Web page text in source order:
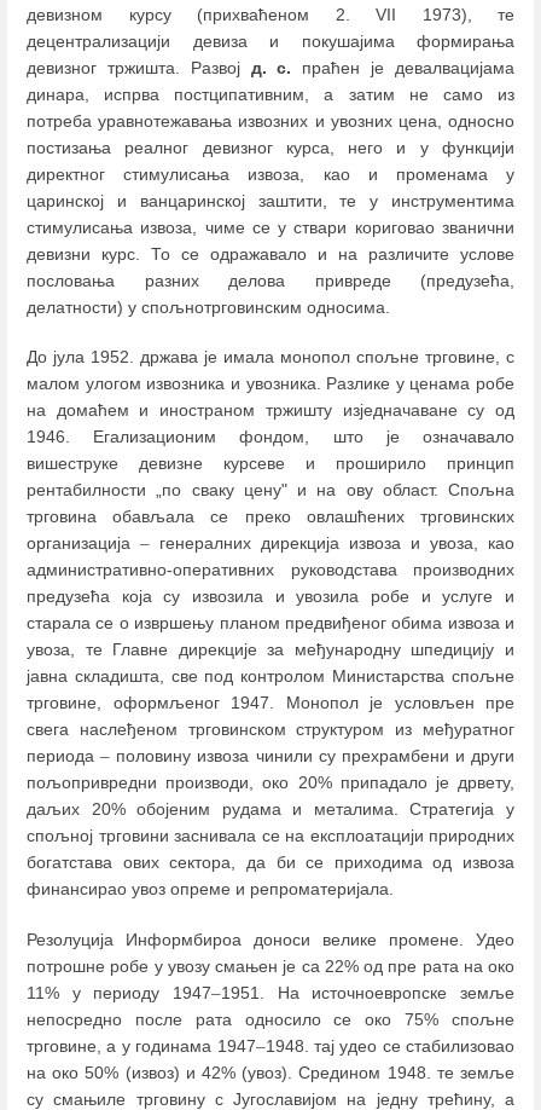
девизном курсу (прихваћеном 2. VII 1973), те
децентрализацији девиза и покушајима формирања
девизног тржишта. Развој д. с. праћен је девалвацијама
динара, испрва постципативним, а затим не само из
потреба уравнотежавања извозних и увозних цена, односно
постизања реалног девизног курса, него и у функцији
директног стимулисања извоза, као и променама у
царинској и ванцаринској заштити, те у инструментима
стимулисања извоза, чиме се у ствари кориговао званични
девизни курс. То се одражавало и на различите услове
пословања разних делова привреде (предузећа,
делатности) у спољнотрговинским односима.
До јула 1952. држава је имала монопол спољне трговине, с
малом улогом извозника и увозника. Разлике у ценама робе
на домаћем и иностраном тржишту изједначаване су од
1946. Егализационим фондом, што је означавало
вишеструке девизне курсеве и проширило принцип
рентабилности „по сваку цену" и на ову област. Спољна
трговина обављала се преко овлашћених трговинских
организација – генералних дирекција извоза и увоза, као
административно-оперативних руководстава производних
предузећа која су извозила и увозила робе и услуге и
старала се о извршењу планом предвиђеног обима извоза и
увоза, те Главне дирекције за међународну шпедицију и
јавна складишта, све под контролом Министарства спољне
трговине, оформљеног 1947. Монопол је условљен пре
свега наслеђеном трговинском структуром из међуратног
периода– половину извоза чинили су прехрамбени и други
пољопривредни производи, око 20% припадало је дрвету,
даљих 20% обојеним рудама и металима. Стратегија у
спољној трговини заснивала се на експлоатацији природних
богатстава ових сектора, да би се приходима од извоза
финансирао увоз опреме и репроматеријала.
Резолуција Информбироа доноси велике промене. Удео
потрошне робе у увозу смањен је са 22% од пре рата на око
11% у периоду 1947–1951. На источноевропске земље
непосредно после рата односило се око 75% спољне
трговине, а у годинама 1947–1948. тај удео се стабилизовао
на око 50% (извоз) и 42% (увоз). Средином 1948. те земље
су смањиле трговину с Југославијом на једну трећину, а